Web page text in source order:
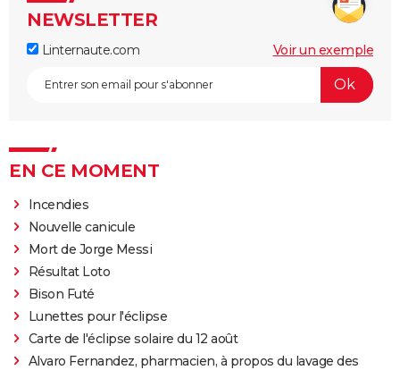
NEWSLETTER
Linternaute.com Voir un exemple
EN CE MOMENT
Incendies
Nouvelle canicule
Mort de Jorge Messi
Résultat Loto
Bison Futé
Lunettes pour l'éclipse
Carte de l'éclipse solaire du 12 août
Alvaro Fernandez, pharmacien, à propos du lavage des